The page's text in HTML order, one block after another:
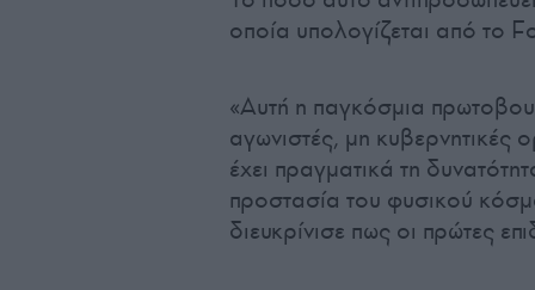
οποία υπολογίζεται από το
«Αυτή η παγκόσμια
αγωνιστές, μη
έχει πραγματικά τη
προστασία του φυσικού
διευκρίνισε πως οι πρώτες